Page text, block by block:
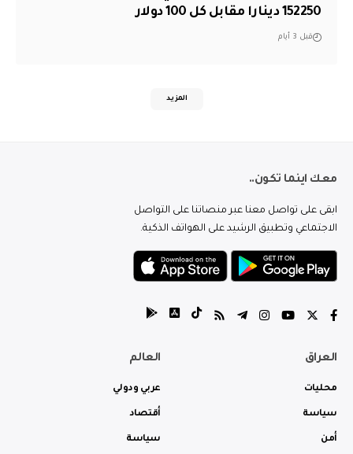
152250 دينارا مقابل كل 100 دولار
قبل 3 أيام
المزيد
معك اينما تكون..
ابقى على تواصل معنا عبر منصاتنا على التواصل
الاجتماعي وتطبيق الرشيد على الهواتف الذكية.
العراق
محليات
سياسة
أمن
العالم
عربي ودولي
أقتصاد
سياسة